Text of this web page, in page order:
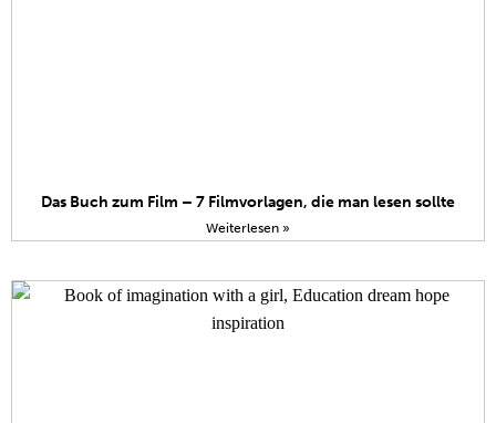
Das Buch zum Film – 7 Filmvorlagen, die man lesen sollte
Weiterlesen »